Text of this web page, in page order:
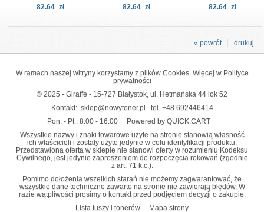
82.64 zł
82.64 zł
82.64 zł
drukuj
« powrót
W ramach naszej witryny korzystamy z plików Cookies. Więcej w Polityce
prywatności
© 2025 - Giraffe - 15-727 Białystok, ul. Hetmańska 44 lok 52
Kontakt: sklep@nowytoner.pl tel. +48 692446414
Pon. - Pt.: 8:00 - 16:00
Powered by QUICK.CART
Wszystkie nazwy i znaki towarowe użyte na stronie stanowią własność
ich właścicieli i zostały użyte jedynie w celu identyfikacji produktu.
Przedstawiona oferta w sklepie nie stanowi oferty w rozumieniu Kodeksu
Cywilnego, jest jedynie zaproszeniem do rozpoczęcia rokowań (zgodnie
z art. 71 k.c.).
Pomimo dołożenia wszelkich starań nie możemy zagwarantować, że
wszystkie dane techniczne zawarte na stronie nie zawierają błędów. W
razie wątpliwości prosimy o kontakt przed podjęciem decyzji o zakupie.
Lista tuszy i tonerów
Mapa strony